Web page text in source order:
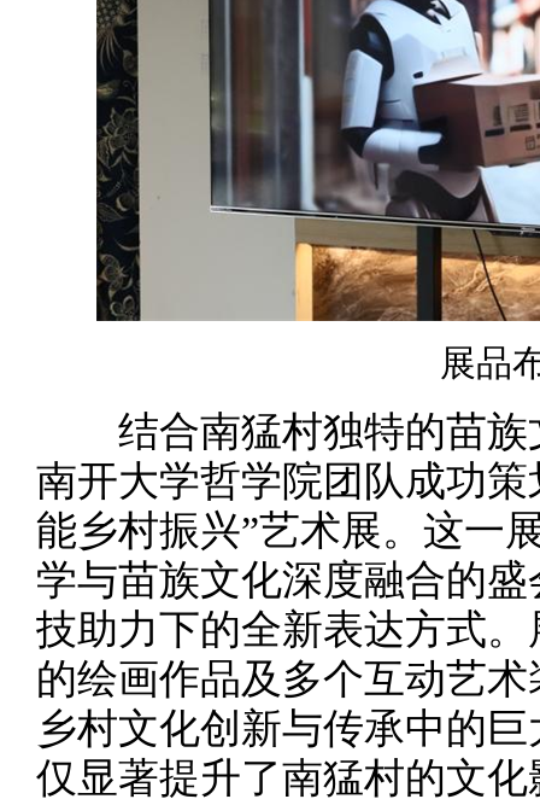
展品
结合南猛村独特的苗族
南开大学哲学院团队成功
能乡村振兴”艺术展。这一
学与苗族文化深度融合的
技助力下的全新表达方式
的绘画作品及多个互动艺
乡村文化创新与传承中的
仅显著提升了南猛村的文